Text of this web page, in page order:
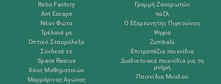
Robo Factory
Ant Escape
Νέον Φώτα
Τρέλανέ με
Οπτικό Σταυρόλεξο
Σύνδεσέ το
Space Rescue
Χάος Μαθηματικών
Μαρμάρινος Αγώνας
Γραμμή Ζαχαρωτών
παζλ
Ο Εξερευνητής Πιγκουίνος
Ψηφία
Zumbalú
Επιτραπέζια παιχνίδια
Διαδικτυακά παιχνίδια για τη
μνήμη
Παιχνίδια Μυαλού